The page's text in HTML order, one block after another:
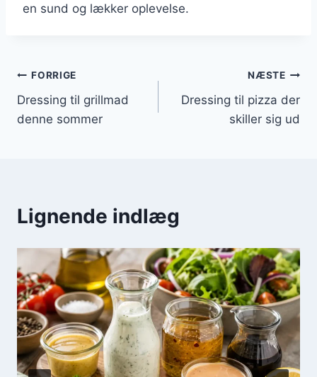
en sund og lækker oplevelse.
Indlægsnavigation
FORRIGE
Dressing til grillmad
denne sommer
NÆSTE
Dressing til pizza der
skiller sig ud
Lignende indlæg